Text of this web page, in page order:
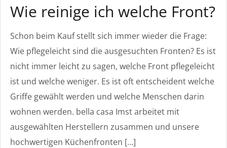
Wie reinige ich welche Front?
Schon beim Kauf stellt sich immer wieder die Frage:
Wie pflegeleicht sind die ausgesuchten Fronten? Es ist
nicht immer leicht zu sagen, welche Front pflegeleicht
ist und welche weniger. Es ist oft entscheident welche
Griffe gewählt werden und welche Menschen darin
wohnen werden. bella casa Imst arbeitet mit
ausgewählten Herstellern zusammen und unsere
hochwertigen Küchenfronten […]